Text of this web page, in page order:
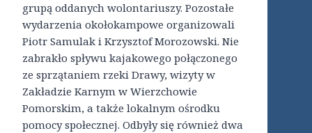
grupą oddanych wolontariuszy. Pozostałe
wydarzenia okołokampowe organizowali
Piotr Samulak i Krzysztof Morozowski. Nie
zabrakło spływu kajakowego połączonego
ze sprzątaniem rzeki Drawy, wizyty w
Zakładzie Karnym w Wierzchowie
Pomorskim, a także lokalnym ośrodku
pomocy społecznej. Odbyły się również dwa